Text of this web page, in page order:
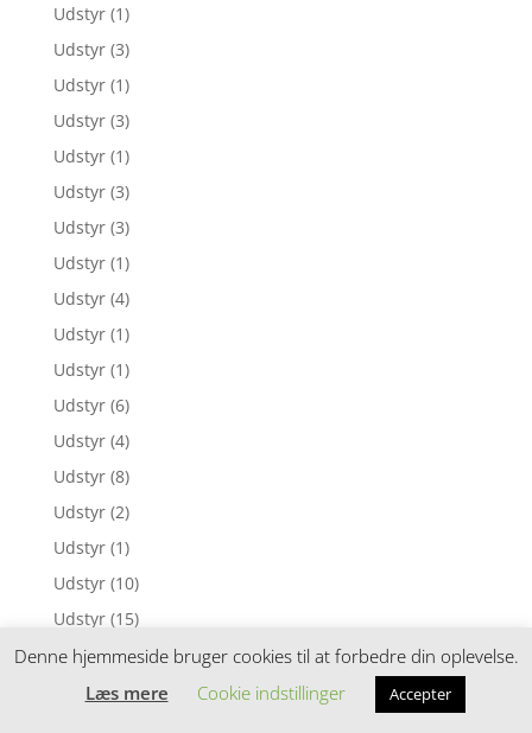
Udstyr (1)
Udstyr (3)
Udstyr (1)
Udstyr (3)
Udstyr (1)
Udstyr (3)
Udstyr (3)
Udstyr (1)
Udstyr (4)
Udstyr (1)
Udstyr (1)
Udstyr (6)
Udstyr (4)
Udstyr (8)
Udstyr (2)
Udstyr (1)
Udstyr (10)
Udstyr (15)
Udstyr (1)
Udstyr (2)
Denne hjemmeside bruger cookies til at forbedre din oplevelse.
Læs mere
Cookie indstillinger Accepter